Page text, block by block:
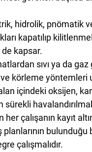
hidrolik, pnömatik
kapatılıp
kapsar.
sıvı ya da gaz
körleme yöntemleri
içindeki oksijen,
çalışanın kayıt
bulunduğu
çalışmalıdır.